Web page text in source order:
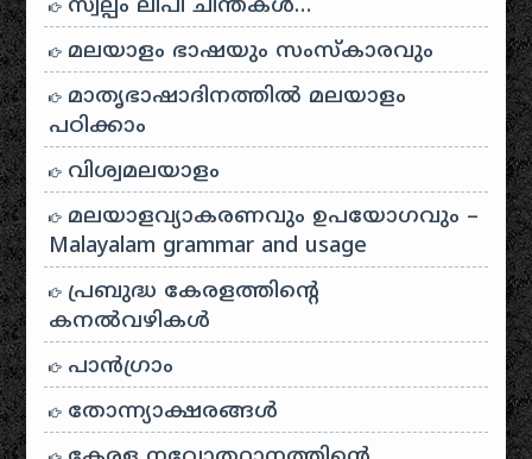
സ്വല്പം ലിപി ചിന്തകൾ…
മലയാളം ഭാഷയും സംസ്കാരവും
മാതൃഭാഷാദിനത്തിൽ മലയാളം
പഠിക്കാം
വിശ്വമലയാളം
മലയാളവ്യാകരണവും ഉപയോഗവും –
Malayalam grammar and usage
പ്രബുദ്ധ കേരളത്തിന്റെ
കനൽവഴികൾ
പാന്‍ഗ്രാം
തോന്ന്യാക്ഷരങ്ങള്‍